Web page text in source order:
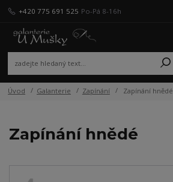
+420 775 691 525 Po-Pá 8-16h
Úvod Galanterie Zapínání Zapínání hnědé
Zapínání hnědé